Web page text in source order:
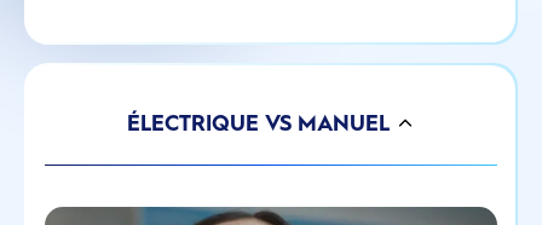
ÉLECTRIQUE VS MANUEL